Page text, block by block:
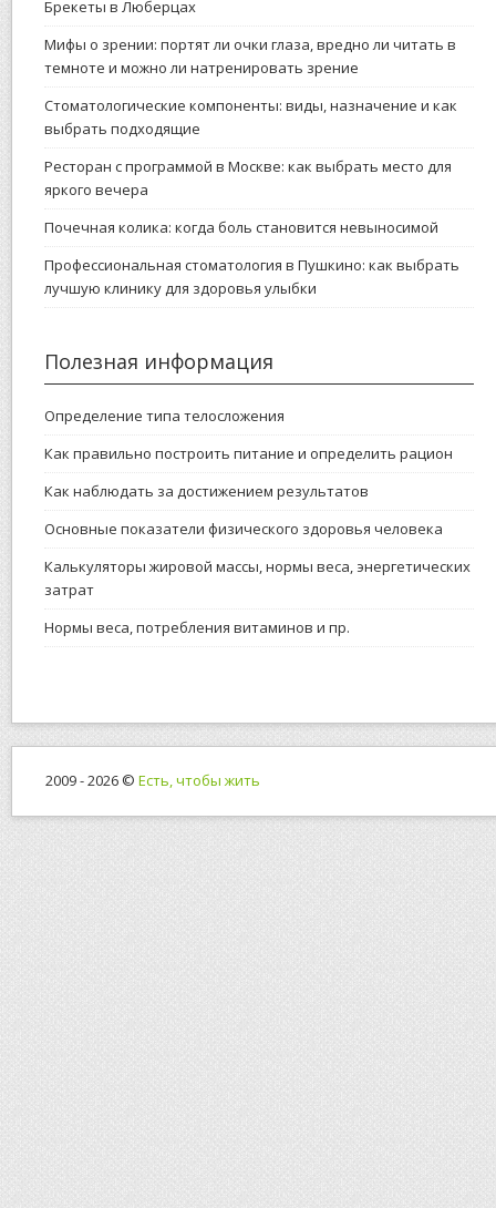
Брекеты в Люберцах
Мифы о зрении: портят ли очки глаза, вредно ли читать в
темноте и можно ли натренировать зрение
Стоматологические компоненты: виды, назначение и как
выбрать подходящие
Ресторан с программой в Москве: как выбрать место для
яркого вечера
Почечная колика: когда боль становится невыносимой
Профессиональная стоматология в Пушкино: как выбрать
лучшую клинику для здоровья улыбки
Полезная информация
Определение типа телосложения
Как правильно построить питание и определить рацион
Как наблюдать за достижением результатов
Основные показатели физического здоровья человека
Калькуляторы жировой массы, нормы веса, энергетических
затрат
Нормы веса, потребления витаминов и пр.
2009 - 2026 © Есть, чтобы жить